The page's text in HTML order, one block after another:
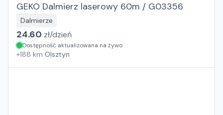
GEKO Dalmierz laserowy 60m / G03356
Dalmierze
24.60 zł/dzień
Dostępność aktualizowana na żywo
+188 km Olsztyn